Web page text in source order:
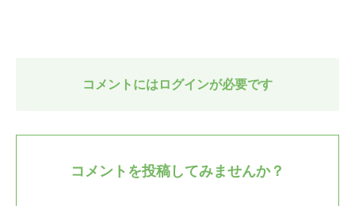
コメントにはログインが必要です
コメントを投稿してみませんか？